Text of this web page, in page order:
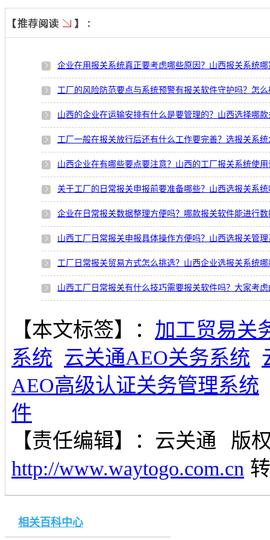
企业在用报关系统真正要考虑哪些原因？山西报关系统
工厂的风险防范要点与系统预警有报关软件守护吗？怎
山西的企业在运输安排有什么是要管理的？山西选择哪
工厂一般在报关放行后还有什么工作要完善？选报关系
山西企业在有哪些要点要注意？山西的工厂报关系统使
关于工厂的日常报关申报前要准备哪些？山西选报关系
企业在日常报关数据整理方便吗？哪款报关软件能进行
山西工厂日常报关申报具体操作方便吗？山西选报关管
工厂日常报关贸易方式怎么挑选？山西企业选报关系统
山西工厂日常报关有什么技巧需要报关软件吗？大家考
【本文标签】： 加工贸易关
系统 云关通AEO关务系统
AEO高级认证关务管理系统
件
【责任编辑】： 云关通
版
http://www.waytogo.com.cn
相关百科中心